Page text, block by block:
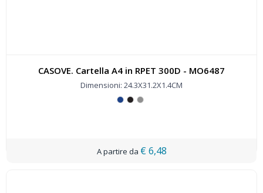
CASOVE. Cartella A4 in RPET 300D - MO6487
Dimensioni: 24.3X31.2X1.4CM
€ 6,48